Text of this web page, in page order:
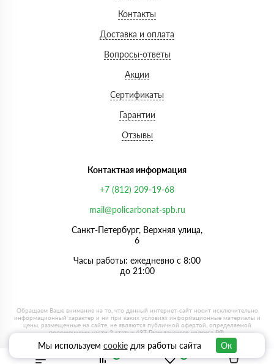
Контакты
Доставка и оплата
Вопросы-ответы
Акции
Сертификаты
Гарантии
Отзывы
Контактная информация
+7 (812) 209-19-68
mail@policarbonat-spb.ru
Санкт-Петербург, Верхняя улица,
6
Часы работы: ежедневно с 8:00
до 21:00
Мы используем cookieдля работы сайта Ок